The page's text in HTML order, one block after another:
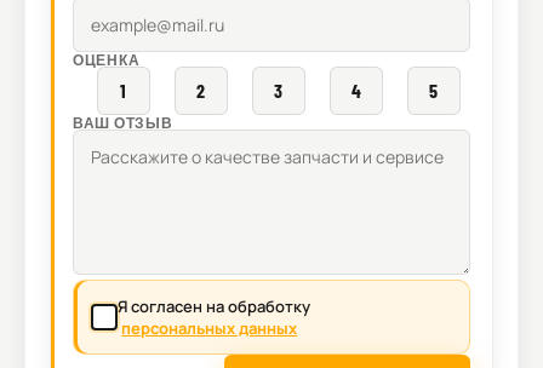
ОЦЕНКА
1 2 3 4 5
ВАШ ОТЗЫВ
Я согласен на обработку
персональных данных